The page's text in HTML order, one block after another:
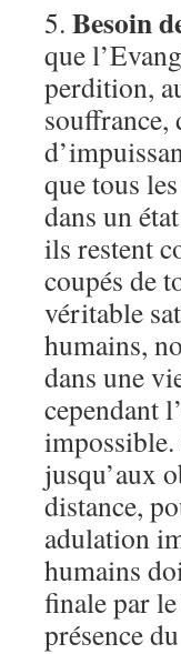
5. Besoin
que
perdition,
souffrance,
que tous
dans un
ils restent
coupés de
véritable
humains,
dans une
cependant
jusqu’aux
distance,
adulation
humains
finale par
présence